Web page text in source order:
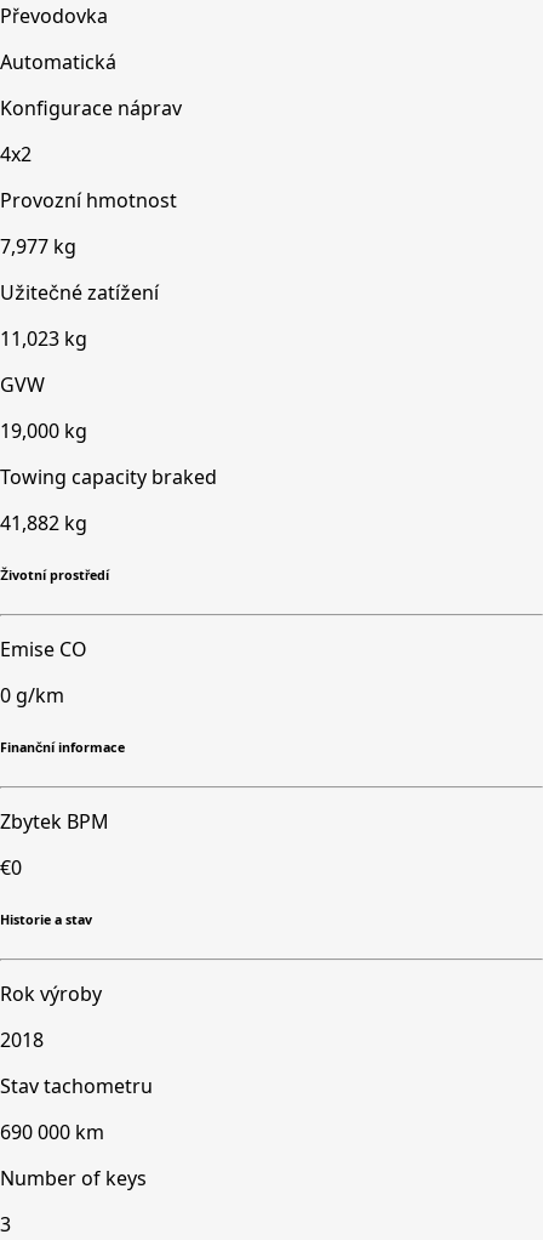
Převodovka
Automatická
Konfigurace náprav
4x2
Provozní hmotnost
7,977 kg
Užitečné zatížení
11,023 kg
GVW
19,000 kg
Towing capacity braked
41,882 kg
Životní prostředí
Emise CO
0 g/km
Finanční informace
Zbytek BPM
€0
Historie a stav
Rok výroby
2018
Stav tachometru
690 000 km
Number of keys
3